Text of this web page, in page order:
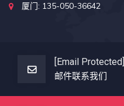
厦门: 135-050-36642
[email Protected]
邮件联系我们